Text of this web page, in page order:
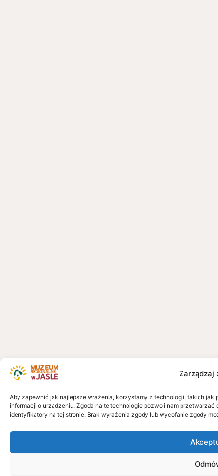
Zarządzaj
Aby zapewnić jak najlepsze wrażenia, korzystamy z technologii, takich
informacji o urządzeniu. Zgoda na te technologie pozwoli nam
identyfikatory na tej stronie. Brak wyrażenia zgody lub wycofanie zgody